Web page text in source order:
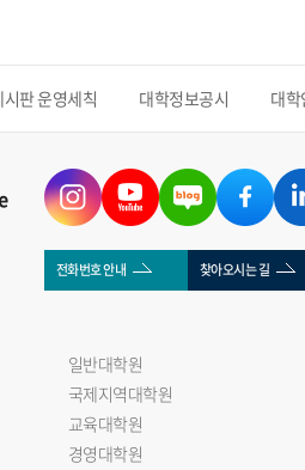
시판 운영세칙 대학정보공시 대
전화번호 안내 찾아오시는 길
일반대학원
국제지역대학원
교육대학원
경영대학원